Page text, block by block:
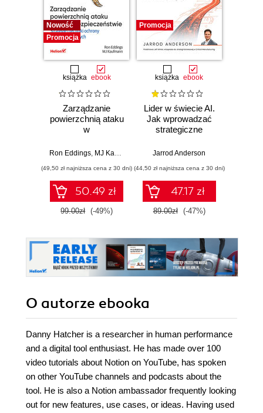
Nowość
Promocja
książka ebook
Zarządzanie
powierzchnią ataku
w
Strategie i techniki
cyfrowych
Ron Eddings, MJ Kaufmann
(49,50 zł najniższa cena z 30 dni)
50.49 zł
99.00zł (-49%)
Promocja
książka ebook
Lider w świecie AI.
Jak wprowadzać
strategiczne
biznes i
zespołowi w erze
sztucznej
inteligencji
Jarrod Anderson
(44,50 zł najniższa cena z 30 dni)
47.17 zł
89.00zł (-47%)
O autorze ebooka
Danny Hatcher is a researcher in human performance
and a digital tool enthusiast. He has made over 100
video tutorials about Notion on YouTube, has spoken
on other YouTube channels and podcasts about the
tool. He is also a Notion ambassador frequently looking
out for new features, use cases, or ideas. Having used